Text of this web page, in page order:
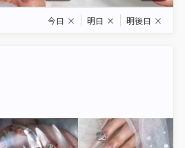
今日 × 明日 × 明後日 ×